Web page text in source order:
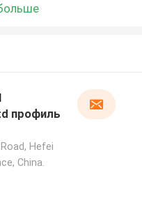
профиль
Hefei
China.